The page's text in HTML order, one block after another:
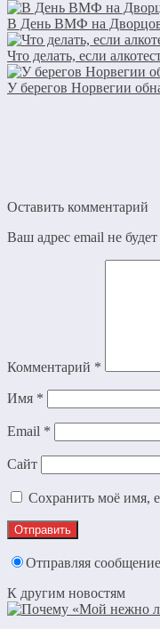
В День ВМФ на
Что делать, если
У берегов Норвегии
Оставить комментарий
Ваш адрес email не
Комментарий *
Имя *
Email *
Сайт
Сохранить моё имя,
Отправляя
К другим новостям